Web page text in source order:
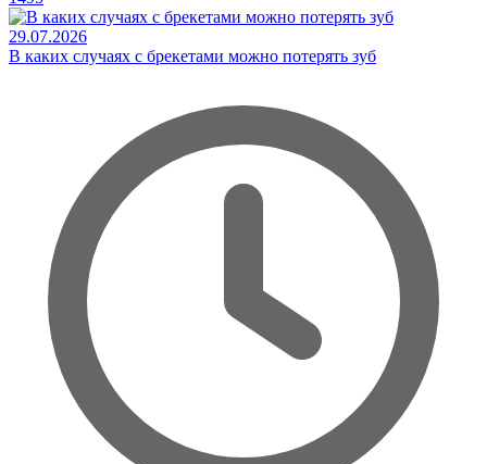
29.07.2026
В каких случаях с брекетами можно потерять зуб